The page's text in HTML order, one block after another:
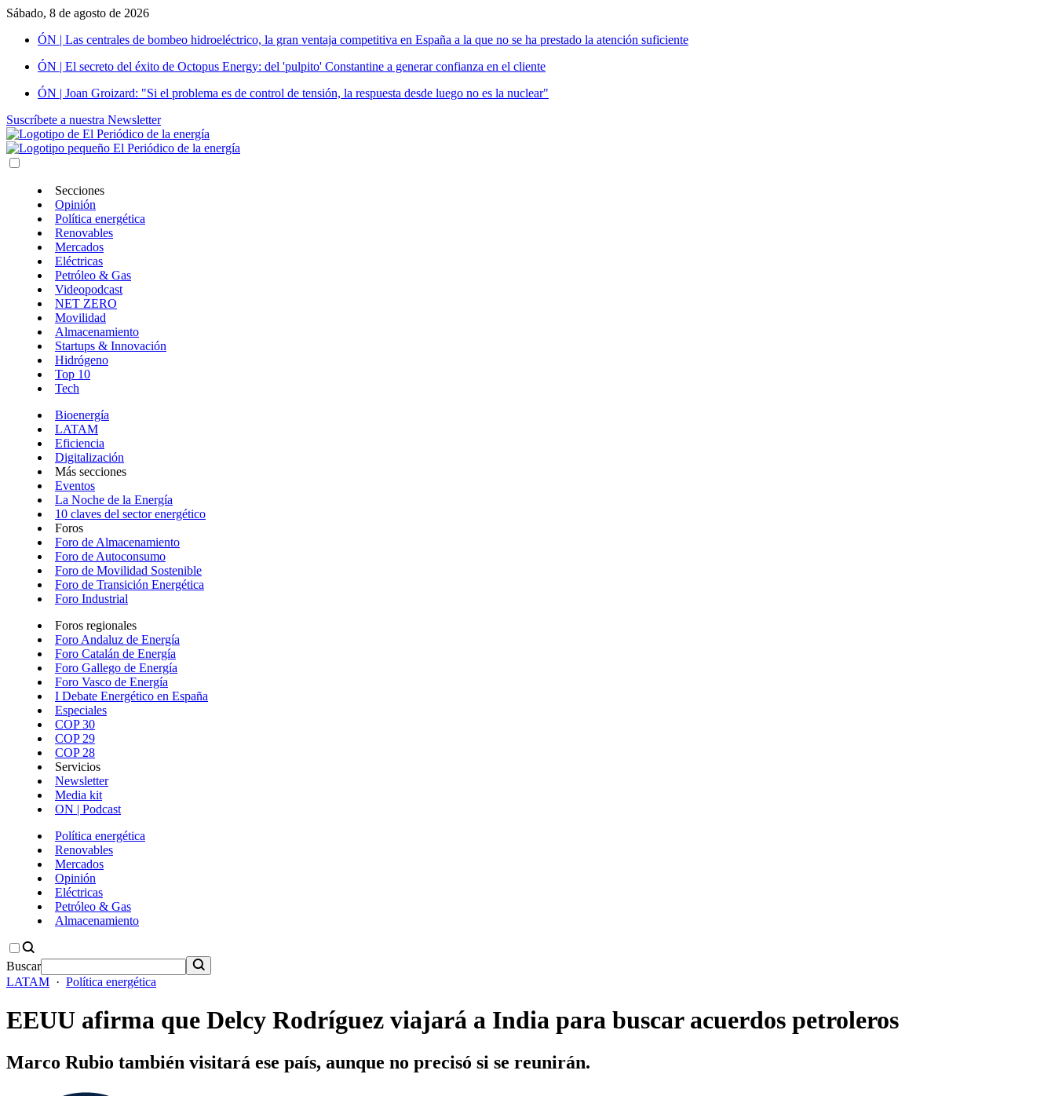
Sábado, 8 de agosto de 2026
ÓN | Las centrales de bombeo hidroeléctrico, la gran ventaja competitiva en España a la que no se ha prestado la atención suficiente
ÓN | El secreto del éxito de Octopus Energy: del 'pulpito' Constantine a generar confianza en el cliente
ÓN | Joan Groizard: "Si el problema es de control de tensión, la respuesta desde luego no es la nuclear"
Suscríbete a nuestra Newsletter
Secciones
Opinión
Política energética
Renovables
Mercados
Eléctricas
Petróleo & Gas
Videopodcast
NET ZERO
Movilidad
Almacenamiento
Startups & Innovación
Hidrógeno
Top 10
Tech
Bioenergía
LATAM
Eficiencia
Digitalización
Más secciones
Eventos
La Noche de la Energía
10 claves del sector energético
Foros
Foro de Almacenamiento
Foro de Autoconsumo
Foro de Movilidad Sostenible
Foro de Transición Energética
Foro Industrial
Foros regionales
Foro Andaluz de Energía
Foro Catalán de Energía
Foro Gallego de Energía
Foro Vasco de Energía
I Debate Energético en España
Especiales
COP 30
COP 29
COP 28
Servicios
Newsletter
Media kit
ON | Podcast
Política energética
Renovables
Mercados
Opinión
Eléctricas
Petróleo & Gas
Almacenamiento
Buscar
LATAM · Política energética
EEUU afirma que Delcy Rodríguez viajará a India para buscar acuerdos petroleros
Marco Rubio también visitará ese país, aunque no precisó si se reunirán.